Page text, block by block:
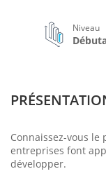
Niveau
Connaissez-vous
entreprises font
développer.